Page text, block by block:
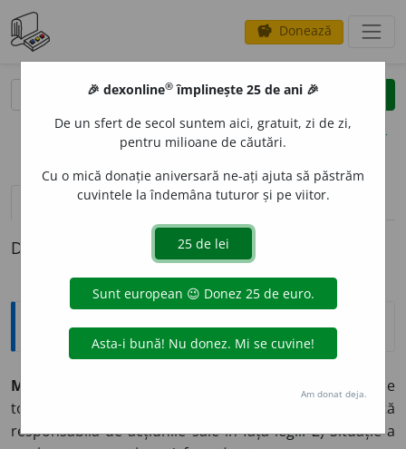
savings Donează
clear
opțiuni
definiții (1) pronunțievolume_up (50)
Definiția cu ID-ul 342143:
Explicative DEX
MAJOR
1) Vârstă la care o persoană beneficiază de
toate drepturile civile și politice, devenind totodată
responsabilă de acțiunile sale în fața legii. 2) Situație a
🎉 dexonline® împlinește 25 de ani 🎉
De un sfert de secol suntem aici, gratuit, zi de zi,
pentru milioane de căutări.
Cu o mică donație aniversară ne-ați ajuta să păstrăm
cuvintele la îndemâna tuturor și pe viitor.
Am donat deja.